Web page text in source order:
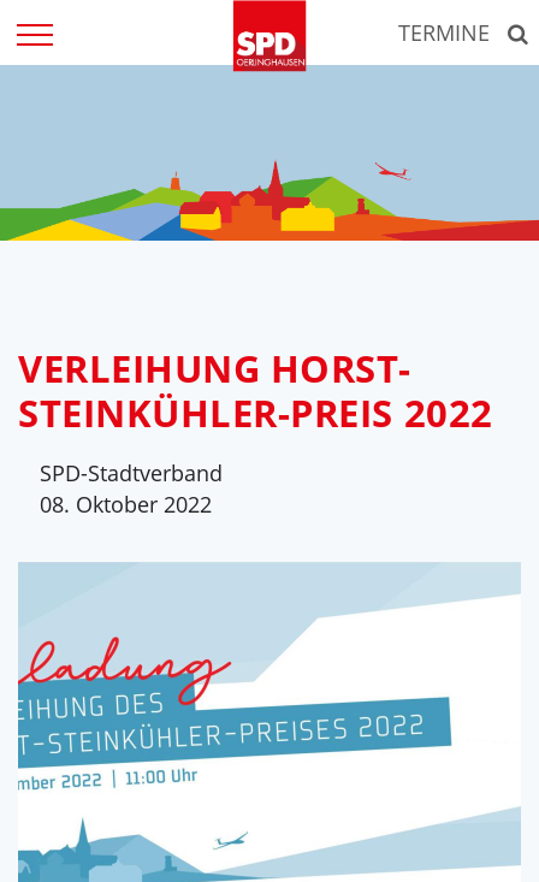
Inhalt
TERMINE
VERLEIHUNG HORST-
STEINKÜHLER-PREIS 2022
SPD-Stadtverband
08. Oktober 2022